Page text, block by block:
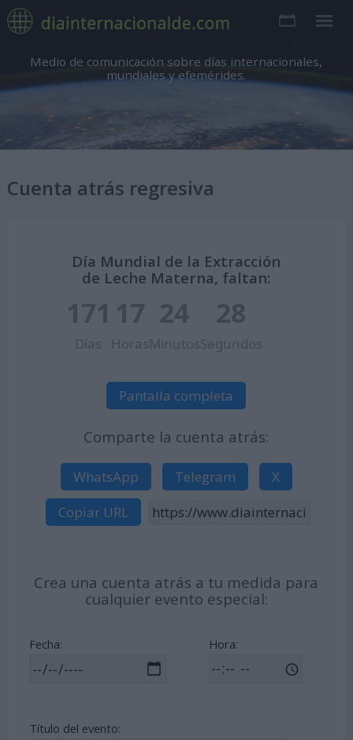
Medio de comunicación sobre días internacionales,
mundiales y efemérides.
Cuenta atrás regresiva
Día Mundial de la Extracción
de Leche Materna, faltan:
171
Días
17
Horas
24
Minutos
27
Segundos
Pantalla completa
Comparte la cuenta atrás:
WhatsApp Telegram
X
Copiar URL
Crea una cuenta atrás a tu medida para
cualquier evento especial:
Fecha: Hora:
Título del evento: